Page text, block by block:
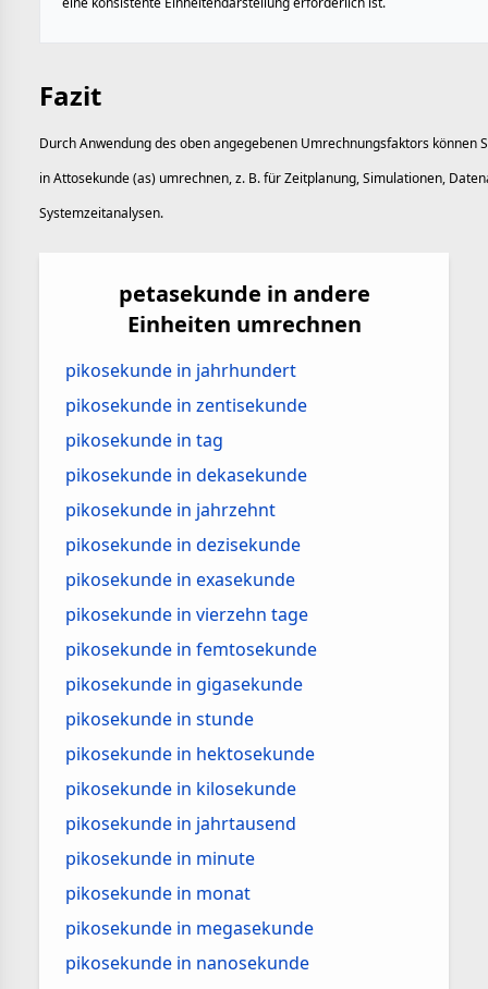
Fazit
Durch Anwendung des oben angegebenen Umrechnungsfaktors können
in Attosekunde (as) umrechnen, z. B. für Zeitplanung, Simulationen,
Systemzeitanalysen.
petasekunde in andere
Einheiten umrechnen
pikosekunde in jahrhundert
pikosekunde in zentisekunde
pikosekunde in tag
pikosekunde in dekasekunde
pikosekunde in jahrzehnt
pikosekunde in dezisekunde
pikosekunde in exasekunde
pikosekunde in vierzehn tage
pikosekunde in femtosekunde
pikosekunde in gigasekunde
pikosekunde in stunde
pikosekunde in hektosekunde
pikosekunde in kilosekunde
pikosekunde in jahrtausend
pikosekunde in minute
pikosekunde in monat
pikosekunde in megasekunde
pikosekunde in nanosekunde